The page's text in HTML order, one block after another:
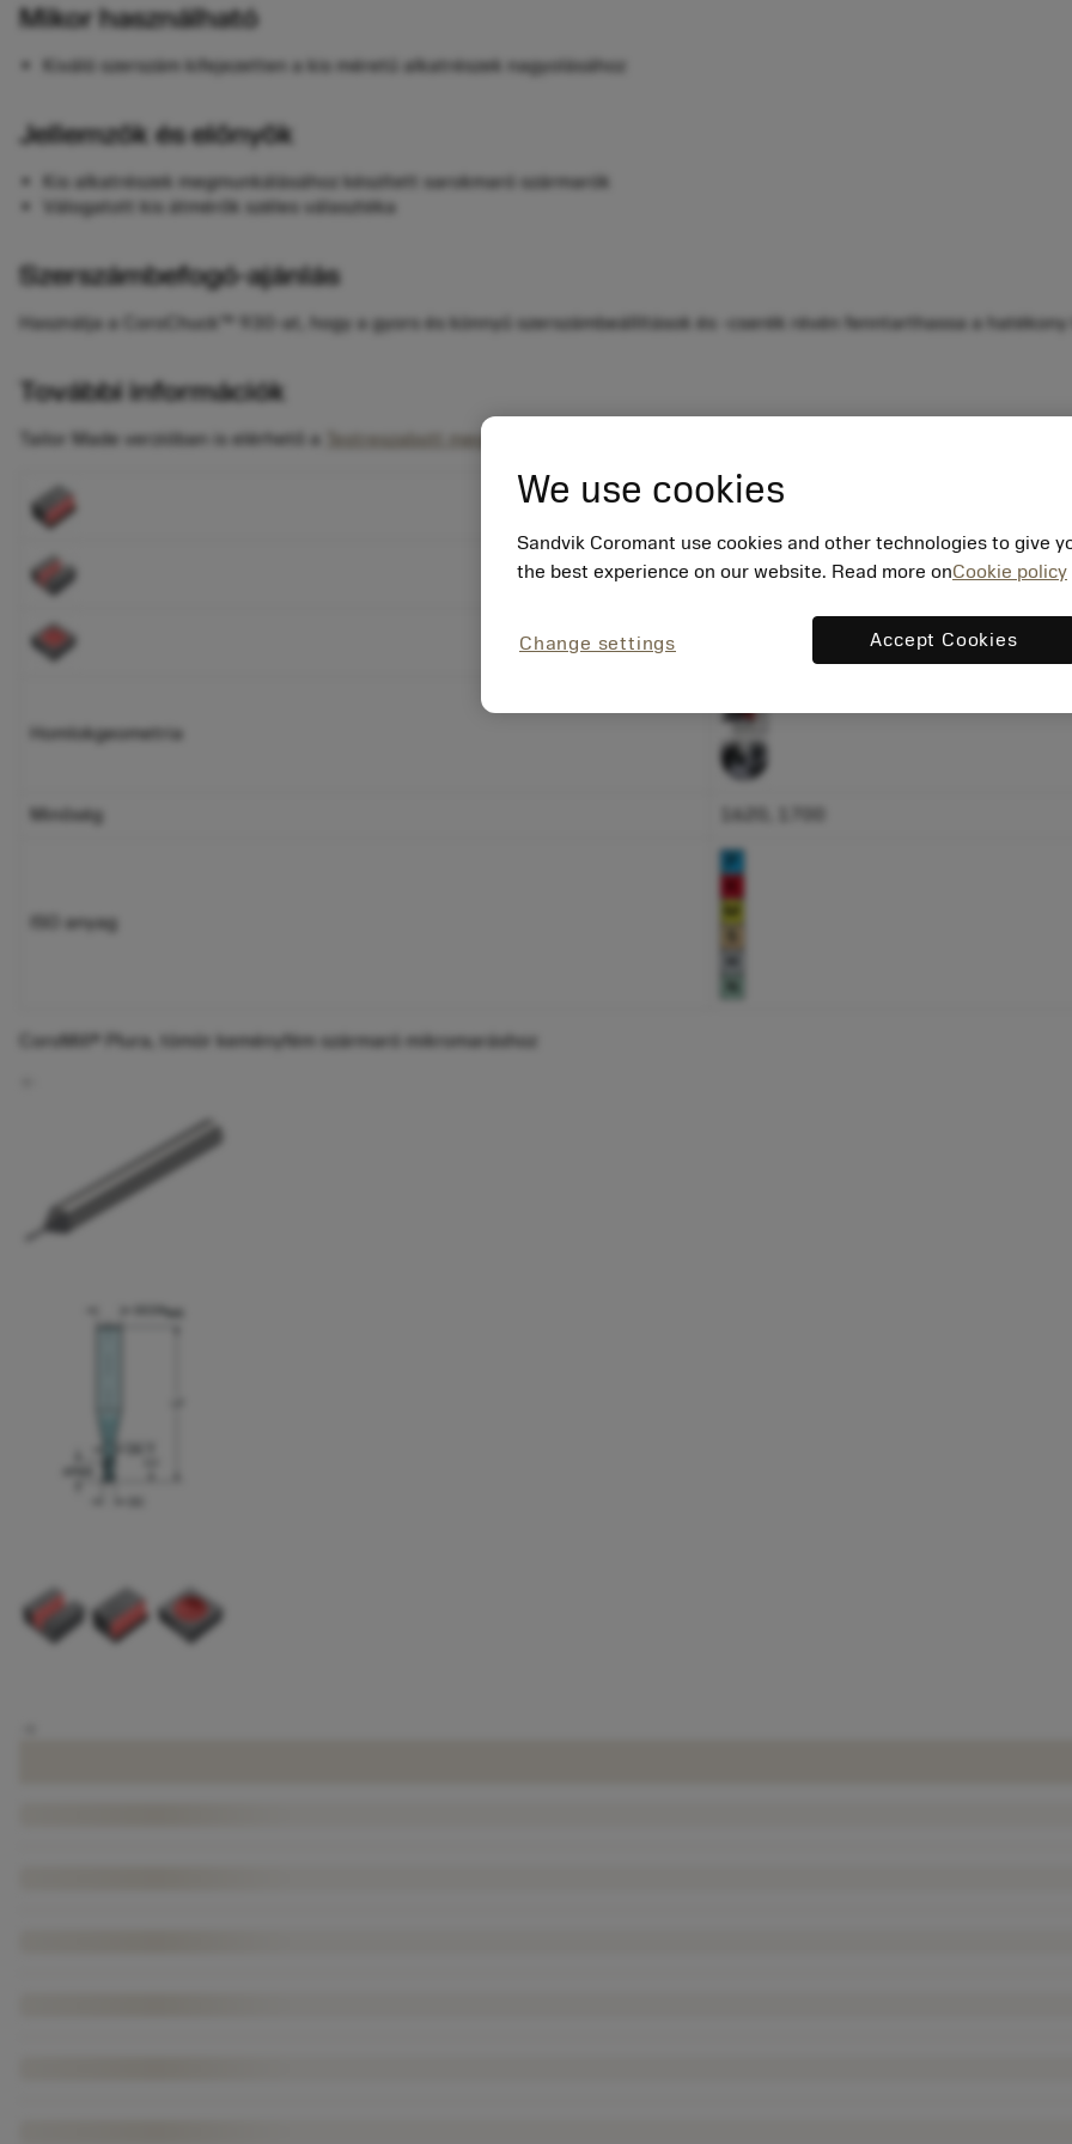
Mikor használható
Kiváló szerszám kifejezetten a kis méretű alkatrészek nagyolásához
Jellemzők és előnyök
Kis alkatrészek megmunkálásához készített sarokmaró szármarók
Válogatott kis átmérők széles választéka
Szerszámbefogó-ajánlás
Használja a CoroChuck™ 930-at, hogy a gyors és könnyű szerszámbeállítások és -cserék révén fenntarthassa a
További információk
Tailor Made verzióban is elérhető a Testreszabott megoldások
Sarokmarás
Horonymarás
Homlokgeometria
Minőség
ISO anyag
CoroMill® Plura, tömör keményfém szármaró mikromaráshoz
We use cookies
Sandvik Coromant use cookies and other technologies to give
the best experience on our website. Read more onCookie policy
Change settings Accept Cookies